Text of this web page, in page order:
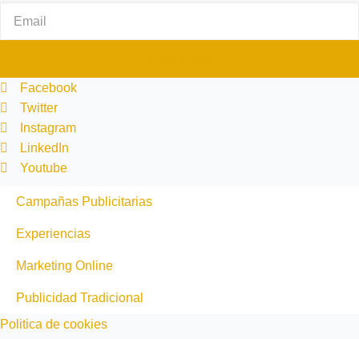
Facebook
Twitter
Instagram
LinkedIn
Youtube
Campañas Publicitarias
Experiencias
Marketing Online
Publicidad Tradicional
Politica de cookies